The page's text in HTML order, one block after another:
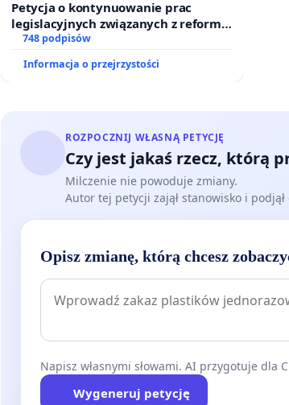
Petycja o kontynuowanie prac
legislacyjnych związanych z reformą
prawa rodzinnego
748 podpisów
Informacja o przejrzystości
ROZPOCZNIJ WŁASNĄ PETYCJĘ
Czy jest jakaś rzecz, którą
Milczenie nie powoduje zmiany.
Autor tej petycji zajął stanowisko i
Opisz zmianę, którą chcesz
Napisz własnymi słowami. AI przygotuje dla
Wygeneruj petycję